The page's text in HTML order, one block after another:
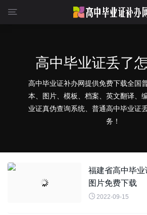

高中毕业证丢了
高中毕业证补办网提供免费下载全国
本、图片、模板、档案、英文翻译、
业证真伪查询系统、普通高中毕业证
务！
福建省高中毕
图片免费下载
 2022-09-15